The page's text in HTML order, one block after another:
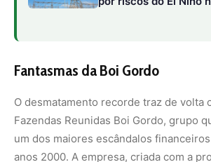
públicas e privadas vinculadas à Boi
grupo, muitas vezes sem registro válido
essas transferências aparece o da
Schmittz Golin, hoje relacionada à
na metade sul do Piauí, incluindo a